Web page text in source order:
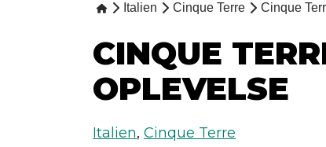
Italien Cinque Terre Cinque
CINQUE
OPLEVELSE
Italien, Cinque Terre